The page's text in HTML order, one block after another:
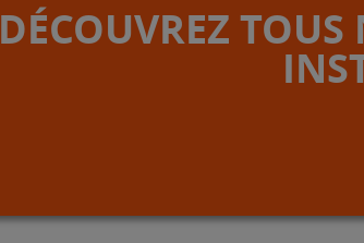
DÉCOUVREZ